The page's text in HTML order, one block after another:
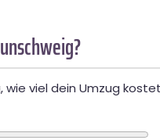
viel dein Umzug